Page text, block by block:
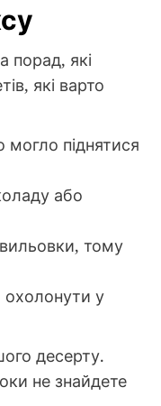
порад, які
які варто
піднятися
або
тому
охолонути у
десерту.
не знайдете